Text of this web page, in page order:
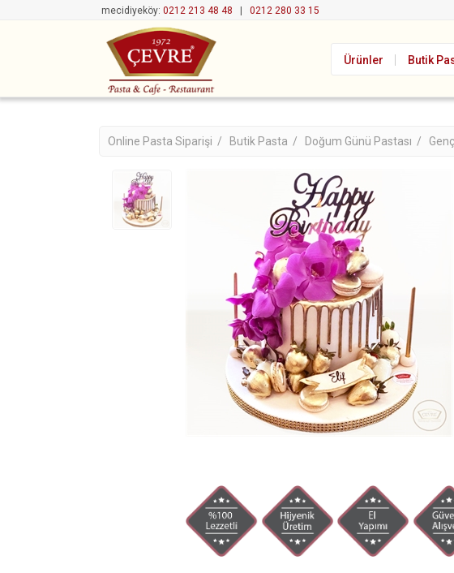
mecidiyeköy: 0212 213 48 48 0212 280 33 15
Ürünler Butik
Online Pasta Siparişi / Butik Pasta / Doğum Günü Pastası /